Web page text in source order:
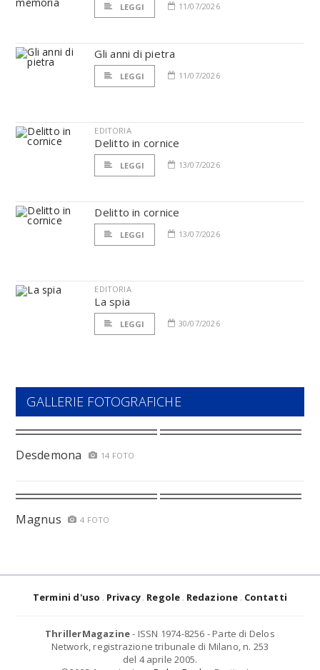
LEGGI 11/07/2026
Gli anni di pietra
LEGGI 11/07/2026
EDITORIA
Delitto in cornice
LEGGI 13/07/2026
Delitto in cornice
LEGGI 13/07/2026
EDITORIA
La spia
LEGGI 30/07/2026
GALLERIE FOTOGRAFICHE
Desdemona 14 FOTO
Magnus 4 FOTO
Termini d'uso Privacy Regole Redazione Contatti
ThrillerMagazine- ISSN 1974-8256 - Parte di Delos
Network, registrazione tribunale di Milano, n. 253
del 4 aprile 2005.